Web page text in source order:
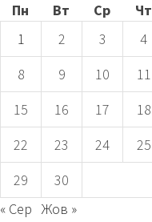
Пн
Вт Ср Чт
1
2 3 4
8
9 10 11
15
16 17 18
22
23 24 25
29
30
« Сер Жов »